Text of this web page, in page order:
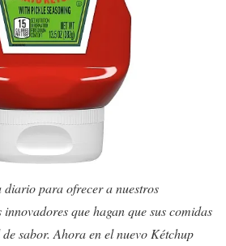
para ofrecer a nuestros
que hagan que sus comidas
sabor. Ahora en el nuevo Kétchup